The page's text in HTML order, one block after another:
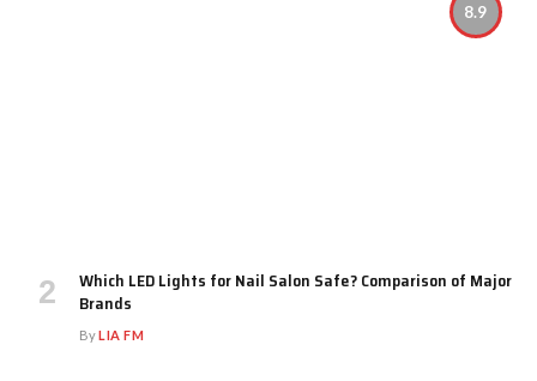
8.9
Which LED Lights for Nail Salon Safe? Comparison of Major
Brands
ByLIA FM